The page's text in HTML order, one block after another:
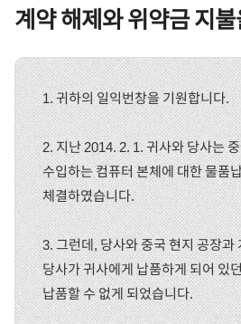
계약 해제와 위약금 지
1. 귀하의 일익번창을 기원합니다.
2. 지난 2014. 2. 1. 귀사와 당사는
수입하는 컴퓨터 본체에 대한 물품
체결하였습니다.
3. 그런데, 당사와 중국 현지 공장과
당사가 귀사에게 납품하게 되어 있
납품할 수 없게 되었습니다.